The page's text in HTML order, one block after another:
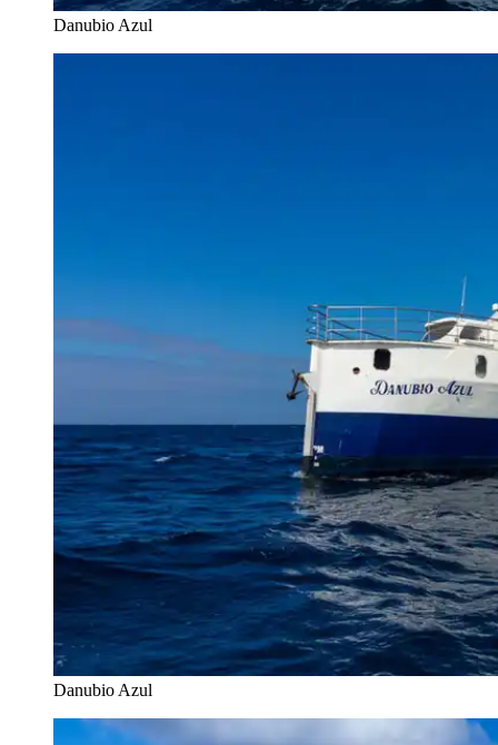
Danubio Azul
Danubio Azul